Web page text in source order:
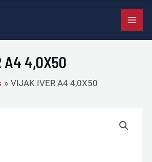
A4 4,0X50
VIJAK IVER A4 4,0X50